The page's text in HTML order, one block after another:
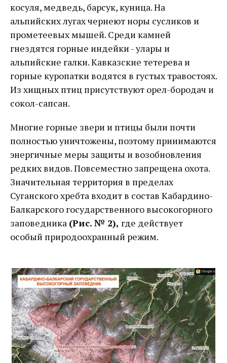
косуля, медведь, барсук, куница. На
альпийских лугах чернеют норы сусликов и
прометеевых мышей. Среди камней
гнездятся горные индейки - улары и
альпийские галки. Кавказские тетерева и
горные куропатки водятся в густых травостоях.
Из хищных птиц присутствуют орел-бородач и
сокол-сапсан.
Многие горные звери и птицы были почти
полностью уничтожены, поэтому принимаются
энергичные меры защиты и возобновления
редких видов. Повсеместно запрещена охота.
Значительная территория в пределах
Суганского хребта входит в состав Кабардино-
Балкарского государственного высокогорного
заповедника (Рис. № 2), где действует
особый природоохранный режим.